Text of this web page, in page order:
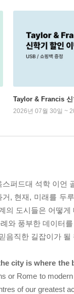
Taylor & Francis 신
2026년 07월 30일 ~
퍼드대 석학 이언
, 현재, 미래를 두
의 도시들은 어떻게
와 풍부한 데이터
음직한 길잡이가 될
city is where the
or Rome to
of our greatest